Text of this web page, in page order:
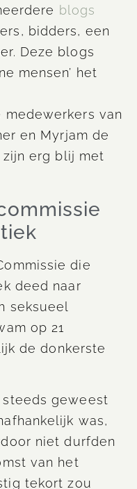
blogs
bidders, een
Deze blogs
mensen’ het
van
en Myrjam de
zijn erg blij met
die
deed naar
seksueel
op 21
de donkerste
geweest
was,
niet durfden
van het
tekort zou